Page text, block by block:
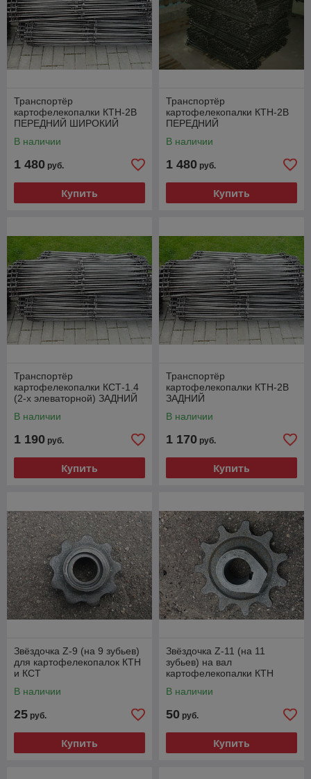
Транспортёр
картофелекопалки КТН-2В
ПЕРЕДНИЙ ШИРОКИЙ
В наличии
1 480 руб.
Купить
Транспортёр
картофелекопалки КТН-2В
ПЕРЕДНИЙ
В наличии
1 480 руб.
Купить
Транспортёр
картофелекопалки КСТ-1.4
(2-х элеваторной) ЗАДНИЙ
В наличии
1 190 руб.
Купить
Транспортёр
картофелекопалки КТН-2В
ЗАДНИЙ
В наличии
1 170 руб.
Купить
Звёздочка Z-9 (на 9 зубьев)
для картофелекопалок КТН
и КСТ
В наличии
25 руб.
Купить
Звёздочка Z-11 (на 11
зубьев) на вал
картофелекопалки КТН
В наличии
50 руб.
Купить